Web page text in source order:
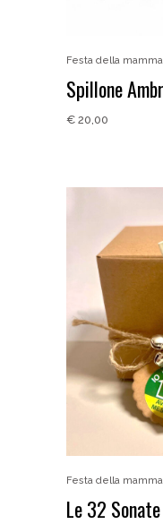
Festa della mamma
Spillone
€ 20,00
Festa della mamma
Le 32